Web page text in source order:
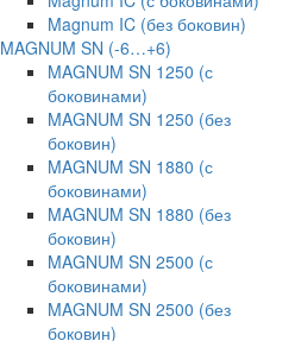
Magnum IC (без боковин)
MAGNUM SN (-6…+6)
MAGNUM SN 1250 (с
боковинами)
MAGNUM SN 1250 (без
боковин)
MAGNUM SN 1880 (с
боковинами)
MAGNUM SN 1880 (без
боковин)
MAGNUM SN 2500 (с
боковинами)
MAGNUM SN 2500 (без
боковин)